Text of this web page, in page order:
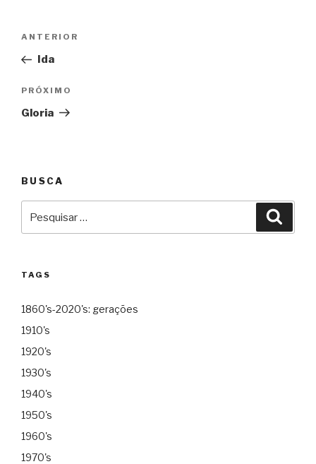
Post
Anterior
ANTERIOR
Ida
Próximo
PRÓXIMO
Gloria
BUSCA
por:
TAGS
1860's-2020's: gerações
1910's
1920's
1930's
1940's
1950's
1960's
1970's